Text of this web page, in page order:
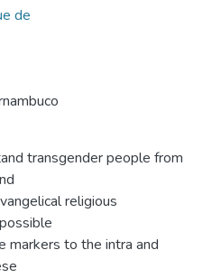
de
transgender people from
religious
markers to the intra and